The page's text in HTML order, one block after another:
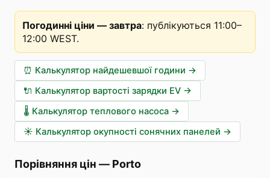
Погодинні ціни — завтра: публікуються 11:00–
12:00 WEST.
⏰ Калькулятор найдешевшої години →
🔌 Калькулятор вартості зарядки EV →
🌡️ Калькулятор теплового насоса →
☀️ Калькулятор окупності сонячних панелей →
Порівняння цін — Porto